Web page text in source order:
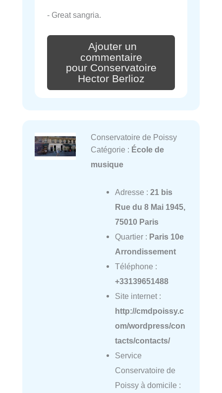
- Great sangria.
Ajouter un
commentaire
pour Conservatoire
Hector Berlioz
Conservatoire de Poissy
Catégorie : École de
musique
Adresse : 21 bis
Rue du 8 Mai 1945,
75010 Paris
Quartier : Paris 10e
Arrondissement
Téléphone :
+33139651488
Site internet :
http://cmdpoissy.c
om/wordpress/con
tacts/contacts/
Service
Conservatoire de
Poissy à domicile :